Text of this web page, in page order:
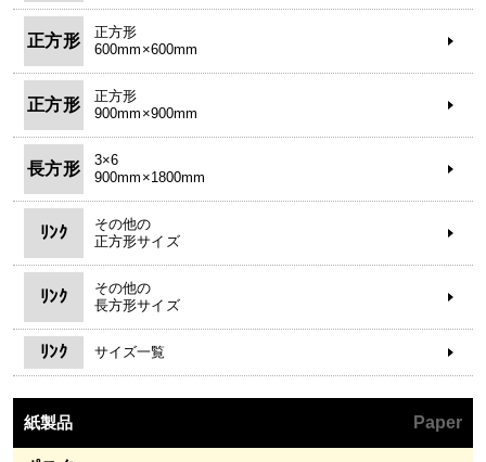
正方形
正方形
600mm×600mm
正方形
正方形
900mm×900mm
長方形
3×6
900mm×1800mm
ﾘﾝｸ
その他の
正方形サイズ
ﾘﾝｸ
その他の
長方形サイズ
ﾘﾝｸ サイズ一覧
紙製品 Paper